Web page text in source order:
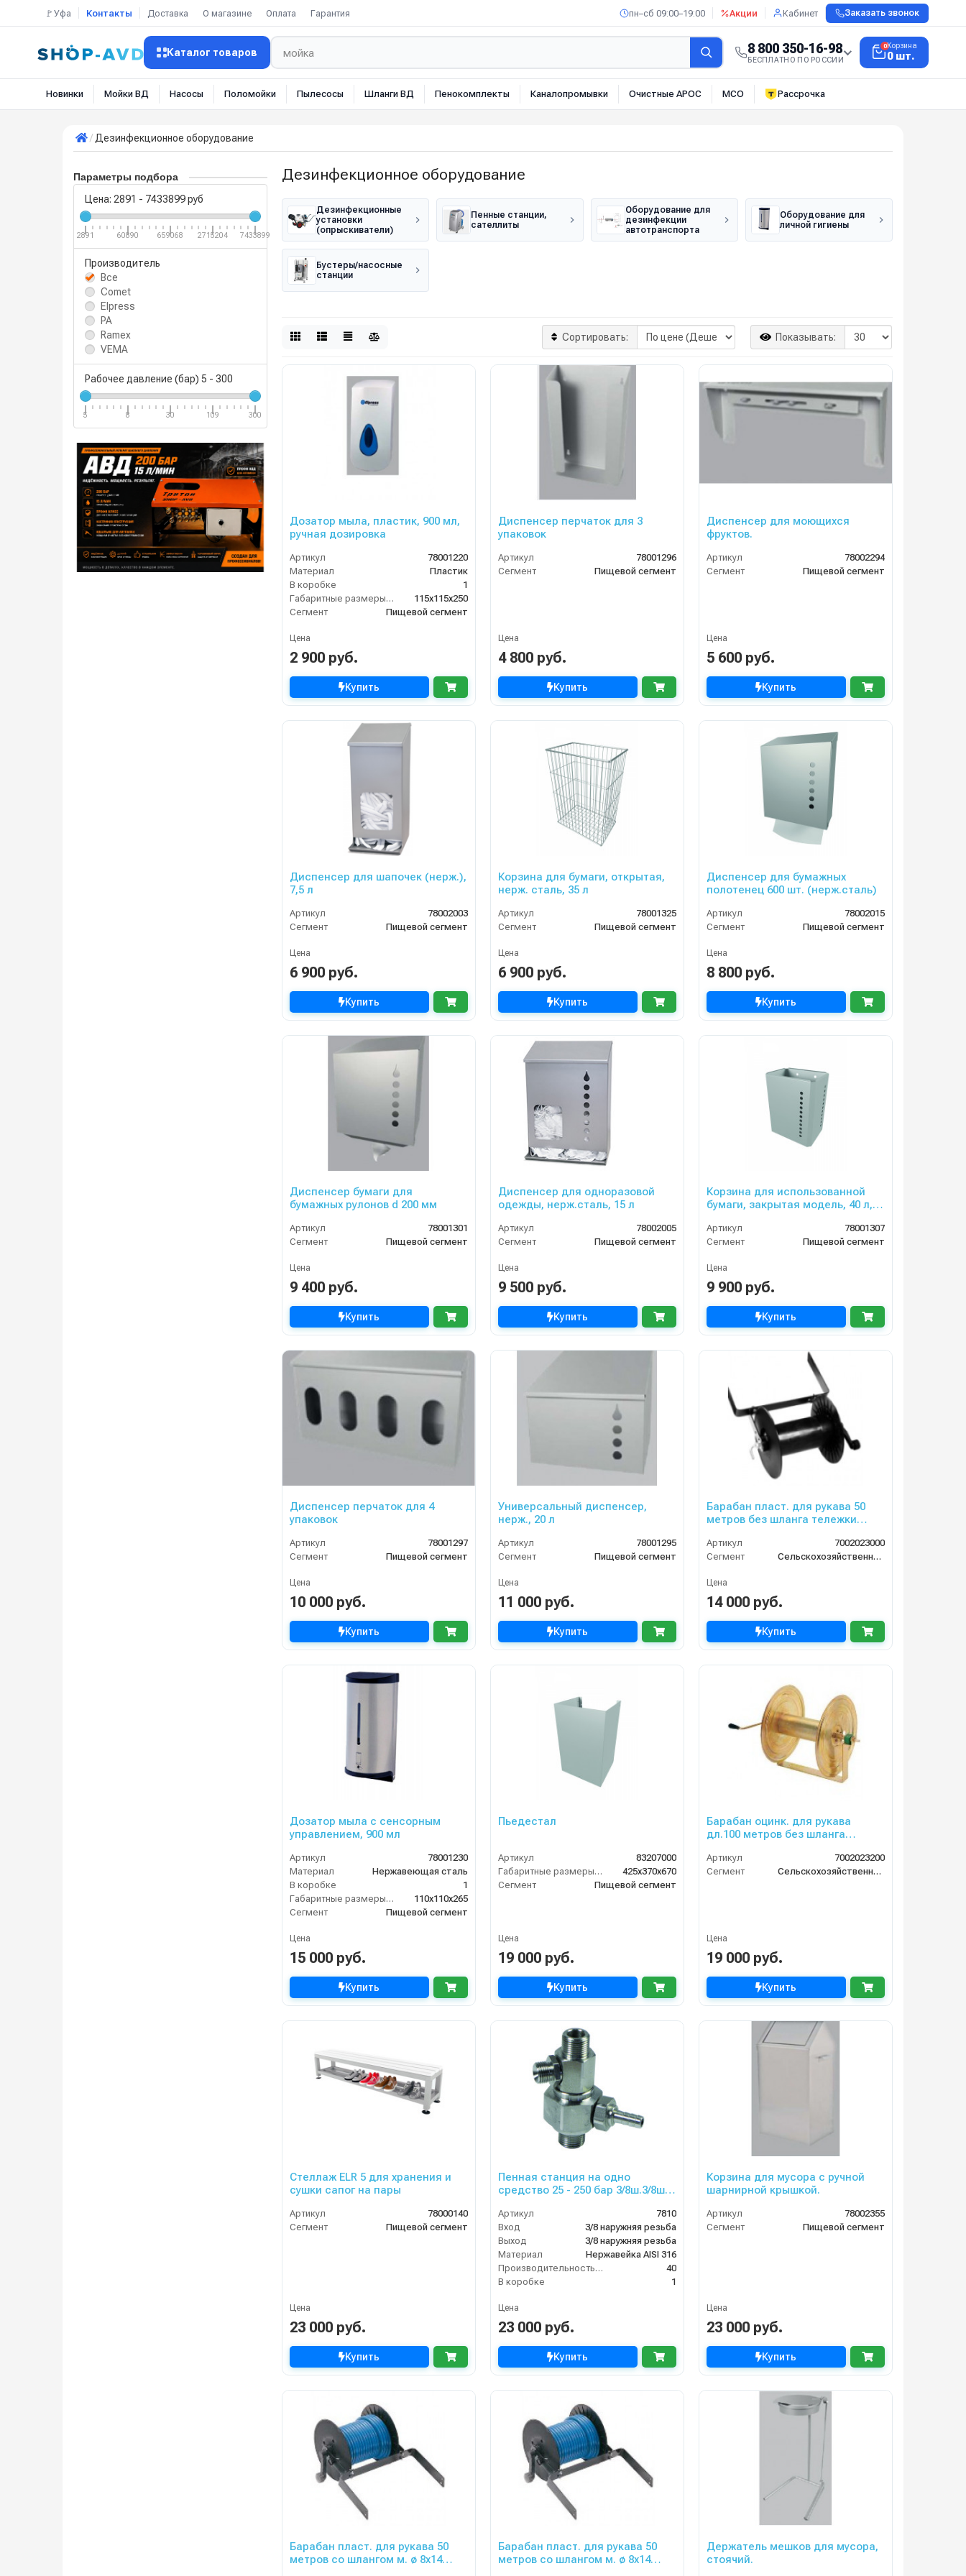
🚩Уфа Контакты Доставка О магазине Оплата Гарантия пн–сб 09:00–19:00 Акции Кабинет Заказать звонок
Каталог товаров 8 800 350-16-98
БЕСПЛАТНО ПО РОССИИ
0Корзина
0 шт.
Новинки Мойки ВД Насосы Поломойки Пылесосы Шланги ВД Пенокомплекты Каналопромывки Очистные АРОС МСО Рассрочка
Дезинфекционное оборудование
Параметры подбора
Цена: 2891 - 7433899руб
2891 60890 659068 2715204 7433899
Производитель
Все
Comet
Elpress
PA
Ramex
VEMA
Рабочее давление (бар) 5 - 300
5 8 30 109 300
Дезинфекционное оборудование
Дезинфекционные
установки
(опрыскиватели)
Пенные станции,
сателлиты
Оборудование для
дезинфекции
автотранспорта
Оборудование для
личной гигиены
Бустеры/насосные
станции
Сортировать: Показывать:
Дозатор мыла, пластик, 900 мл,
ручная дозировка
Артикул
78001220
Материал
Пластик
В коробке
1
Габаритные размеры, мм
115x115x250
Сегмент
Пищевой сегмент
Цена
2 900 руб.
Купить
Диспенсер перчаток для 3
упаковок
Артикул
78001296
Сегмент
Пищевой сегмент
Цена
4 800 руб.
Купить
Диспенсер для моющихся
фруктов.
Артикул
78002294
Сегмент
Пищевой сегмент
Цена
5 600 руб.
Купить
Диспенсер для шапочек (нерж.),
7,5 л
Артикул
78002003
Сегмент
Пищевой сегмент
Цена
6 900 руб.
Купить
Корзина для бумаги, открытая,
нерж. сталь, 35 л
Артикул
78001325
Сегмент
Пищевой сегмент
Цена
6 900 руб.
Купить
Диспенсер для бумажных
полотенец 600 шт. (нерж.сталь)
Артикул
78002015
Сегмент
Пищевой сегмент
Цена
8 800 руб.
Купить
Диспенсер бумаги для
бумажных рулонов d 200 мм
Артикул
78001301
Сегмент
Пищевой сегмент
Цена
9 400 руб.
Купить
Диспенсер для одноразовой
одежды, нерж.сталь, 15 л
Артикул
78002005
Сегмент
Пищевой сегмент
Цена
9 500 руб.
Купить
Корзина для использованной
бумаги, закрытая модель, 40 л,
Артикул
78001307
Сегмент
Пищевой сегмент
Цена
9 900 руб.
Купить
Диспенсер перчаток для 4
упаковок
Артикул
78001297
Сегмент
Пищевой сегмент
Цена
10 000 руб.
Купить
Универсальный диспенсер,
нерж., 20 л
Артикул
78001295
Сегмент
Пищевой сегмент
Цена
11 000 руб.
Купить
Барабан пласт. для рукава 50
метров без шланга тележки
Артикул
7002023000
Сегмент
Сельскохозяйственный сегмент
Цена
14 000 руб.
Купить
Дозатор мыла с сенсорным
управлением, 900 мл
Артикул
78001230
Материал
Нержавеющая сталь
В коробке
1
Габаритные размеры, мм
110x110x265
Сегмент
Пищевой сегмент
Цена
15 000 руб.
Купить
Пьедестал
Артикул
83207000
Габаритные размеры, мм
425x370x670
Сегмент
Пищевой сегмент
Цена
19 000 руб.
Купить
Барабан оцинк. для рукава
дл.100 метров без шланга
Артикул
7002023200
Сегмент
Сельскохозяйственный сегмент
Цена
19 000 руб.
Купить
Стеллаж ELR 5 для хранения и
сушки сапог на пары
Артикул
78000140
Сегмент
Пищевой сегмент
Цена
23 000 руб.
Купить
Пенная станция на одно
средство 25 - 250 бар 3/8ш.3/8ш.с
Артикул
7810
Вход
3/8 наружняя резьба
Выход
3/8 наружняя резьба
Материал
Нержавейка AISI 316
Производительность (л/мин)
40
В коробке
1
Цена
23 000 руб.
Купить
Корзина для мусора с ручной
шарнирной крышкой.
Артикул
78002355
Сегмент
Пищевой сегмент
Цена
23 000 руб.
Купить
Барабан пласт. для рукава 50
метров со шлангом м. ø 8x14
Барабан пласт. для рукава 50
метров со шлангом м. ø 8x14
Держатель мешков для мусора,
стоячий.